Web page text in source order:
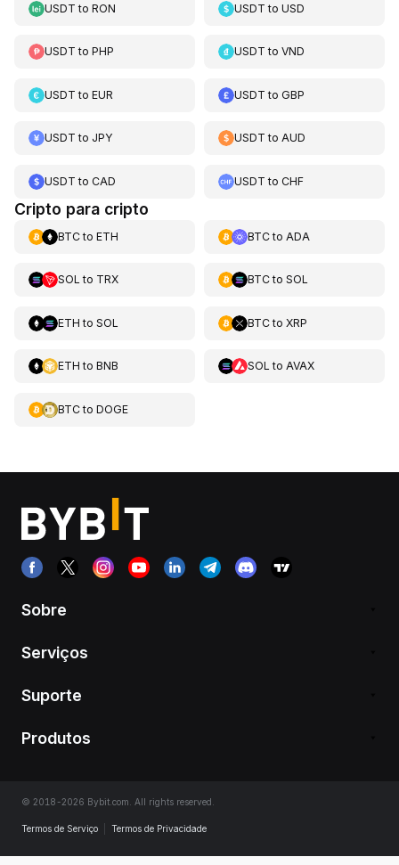
USDT to RON USDT toUSD
USDT to PHP USDT toVND
USDT to EUR USDT toGBP
USDT to JPY USDT toAUD
USDT to CAD USDT toCHF
Cripto para cripto
BTCto ETH BTCto ADA
SOL to TRX BTCto SOL
ETH to SOL BTCto XRP
ETH to BNB SOL to AVAX
BTCto DOGE
Sobre
Serviços
Suporte
Produtos
© 2018-2026 Bybit.com. All rights reserved.
Termos de Serviço Termos de Privacidade